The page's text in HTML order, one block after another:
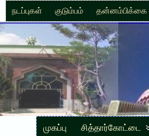
நடப்புகள் குடும்பம் தன்னம்பிக்கை
முகப்பு சித்தார்கோட்டை